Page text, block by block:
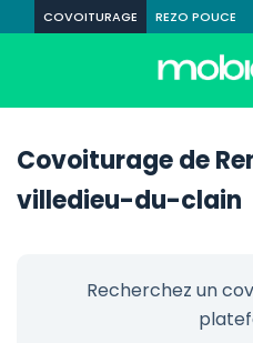
COVOITURAGE REZO POUCE
Covoiturage de
villedieu-du-clain
Recherchez un